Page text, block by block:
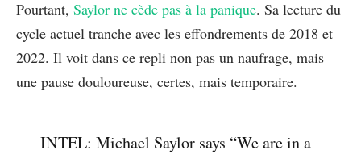
Pourtant, Saylor ne cède pas à la panique. Sa lecture du
cycle actuel tranche avec les effondrements de 2018 et
2022. Il voit dans ce repli non pas un naufrage, mais
une pause douloureuse, certes, mais temporaire.
INTEL: Michael Saylor says “We are in a